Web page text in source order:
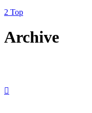
Top
Archive